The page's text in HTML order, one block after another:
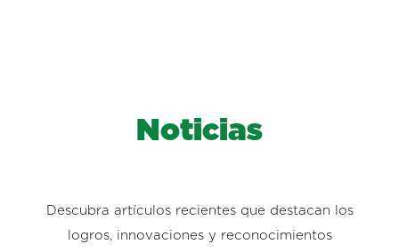
Noticias
Descubra artículos recientes que destacan los
logros, innovaciones y reconocimientos